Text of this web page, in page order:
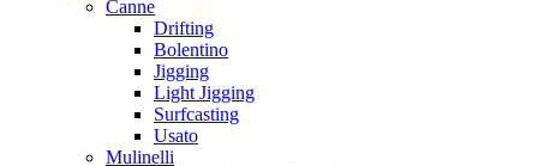
Canne
Drifting
Bolentino
Jigging
Light Jigging
Surfcasting
Usato
Mulinelli